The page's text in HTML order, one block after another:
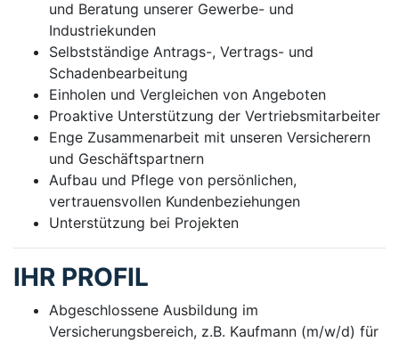
und Beratung unserer Gewerbe- und
Industriekunden
Selbstständige Antrags-, Vertrags- und
Schadenbearbeitung
Einholen und Vergleichen von Angeboten
Proaktive Unterstützung der Vertriebsmitarbeiter
Enge Zusammenarbeit mit unseren Versicherern
und Geschäftspartnern
Aufbau und Pflege von persönlichen,
vertrauensvollen Kundenbeziehungen
Unterstützung bei Projekten
IHR PROFIL
Abgeschlossene Ausbildung im
Versicherungsbereich, z.B. Kaufmann (m/w/d) für